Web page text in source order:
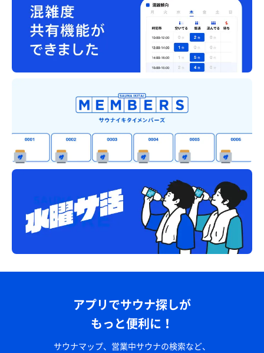
アプリでサウナ探しが
もっと便利に！
サウナマップ、営業中サウナの検索など、